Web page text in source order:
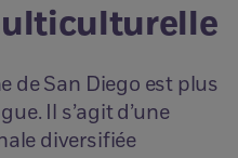
de San Diego est plus
Il s’agit d’une
diversifiée